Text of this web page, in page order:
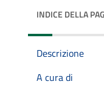
INDICE DELLA
Descrizione
A cura di